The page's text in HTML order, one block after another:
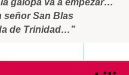
galopa va a empezar…
señor San Blas
de Trinidad…”